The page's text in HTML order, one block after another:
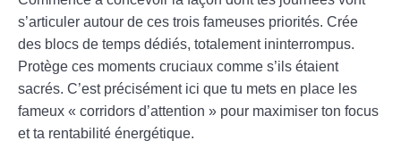
s’articuler autour de ces trois fameuses priorités. Crée
des blocs de temps dédiés, totalement ininterrompus.
Protège ces moments cruciaux comme s’ils étaient
sacrés. C’est précisément ici que tu mets en place les
fameux « corridors d’attention » pour maximiser ton focus
et ta rentabilité énergétique.